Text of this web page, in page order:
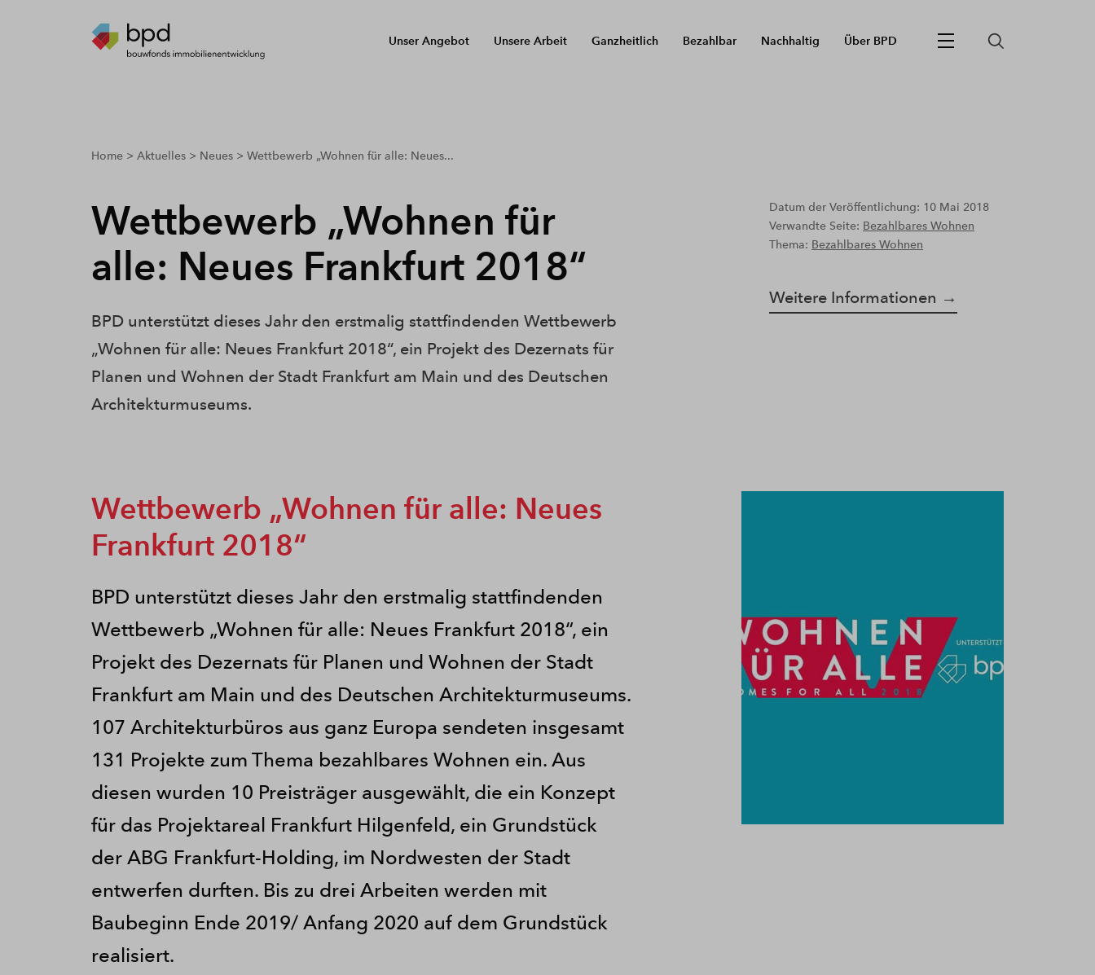
Unser Angebot Unsere Arbeit Ganzheitlich Bezahlbar Nachhaltig Über BPD
breadcrumbs.youarehere
Home Aktuelles Neues Wettbewerb „Wohnen für alle: Neues...
Wettbewerb „Wohnen für
alle: Neues Frankfurt 2018“
BPD unterstützt dieses Jahr den erstmalig stattfindenden Wettbewerb
„Wohnen für alle: Neues Frankfurt 2018“, ein Projekt des Dezernats für
Planen und Wohnen der Stadt Frankfurt am Main und des Deutschen
Architekturmuseums.
Datum der Veröffentlichung: 10 Mai 2018
Verwandte Seite: Bezahlbares Wohnen
Thema: Bezahlbares Wohnen
Weitere Informationen →
Wettbewerb „Wohnen für alle: Neues
Frankfurt 2018“
BPD unterstützt dieses Jahr den erstmalig stattfindenden
Wettbewerb „Wohnen für alle: Neues Frankfurt 2018“, ein
Projekt des Dezernats für Planen und Wohnen der Stadt
Frankfurt am Main und des Deutschen Architekturmuseums.
107 Architekturbüros aus ganz Europa sendeten insgesamt
131 Projekte zum Thema bezahlbares Wohnen ein. Aus
diesen wurden 10 Preisträger ausgewählt, die ein Konzept
für das Projektareal Frankfurt Hilgenfeld, ein Grundstück
der ABG Frankfurt-Holding, im Nordwesten der Stadt
entwerfen durften. Bis zu drei Arbeiten werden mit
Baubeginn Ende 2019/ Anfang 2020 auf dem Grundstück
realisiert.